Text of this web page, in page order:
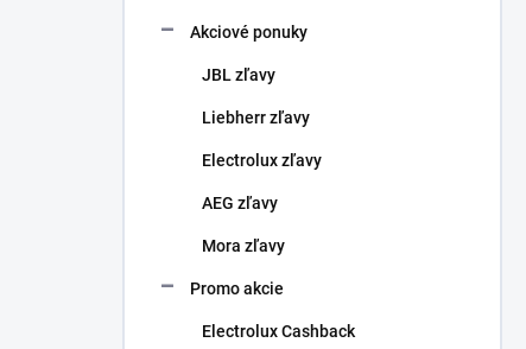
Akciové ponuky
JBL zľavy
Liebherr zľavy
Electrolux zľavy
AEG zľavy
Mora zľavy
Promo akcie
Electrolux Cashback